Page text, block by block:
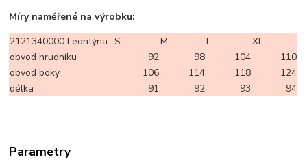
Míry naměřené na výrobku:
2121340000 Leontýna S M L
XL
obvod hrudníku
92 98 104
110
obvod boky
106 114 118
124
délka
91 92 93 94
Parametry